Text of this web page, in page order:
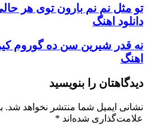
تو مثل نم نم بارون توی هر
دانلود اهنگ
نه قدر شیرین سن ده گوروم
اهنگ
دیدگاهتان را بنویسید
نشانی ایمیل شما منتشر نخواهد شد.
علامت‌گذاری شده‌اند *